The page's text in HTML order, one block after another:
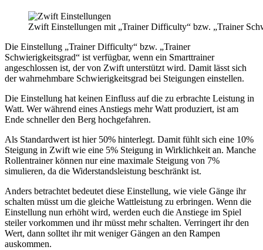
Zwift Einstellungen mit „Trainer Difficulty“ bzw. „Trainer
Die Einstellung „Trainer Difficulty“ bzw. „Trainer
Schwierigkeitsgrad“ ist verfügbar, wenn ein Smarttrainer
angeschlossen ist, der von Zwift unterstützt wird. Damit lässt sich
der wahrnehmbare Schwierigkeitsgrad bei Steigungen einstellen.
Die Einstellung hat keinen Einfluss auf die zu erbrachte Leistung in
Watt. Wer während eines Anstiegs mehr Watt produziert, ist am
Ende schneller den Berg hochgefahren.
Als Standardwert ist hier 50% hinterlegt. Damit fühlt sich eine 10%
Steigung in Zwift wie eine 5% Steigung in Wirklichkeit an. Manche
Rollentrainer können nur eine maximale Steigung von 7%
simulieren, da die Widerstandsleistung beschränkt ist.
Anders betrachtet bedeutet diese Einstellung, wie viele Gänge ihr
schalten müsst um die gleiche Wattleistung zu erbringen. Wenn die
Einstellung nun erhöht wird, werden euch die Anstiege im Spiel
steiler vorkommen und ihr müsst mehr schalten. Verringert ihr den
Wert, dann solltet ihr mit weniger Gängen an den Rampen
auskommen.